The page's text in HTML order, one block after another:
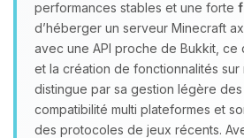
performances stables et une forte
d’héberger un serveur Minecraft
avec une API proche de Bukkit, ce
et la création de fonctionnalités sur
distingue par sa gestion légère
compatibilité multi plateformes et
des protocoles de jeux récents.
assistant BoxToPlay.
tu as besoin et je vais
petits circuits pour
05/08/2026 à 21:48